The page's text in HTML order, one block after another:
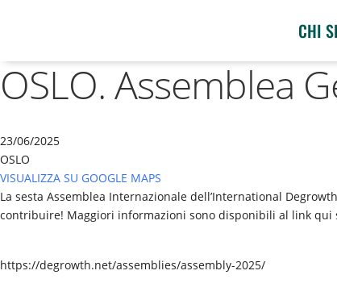
CHI
OSLO. Assemblea
23/06/2025
OSLO
VISUALIZZA SU GOOGLE MAPS
La sesta Assemblea Internazionale dell’International
contribuire! Maggiori informazioni sono disponibili al link qui
https://degrowth.net/assemblies/assembly-2025/